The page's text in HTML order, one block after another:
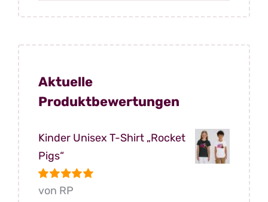
Aktuelle
Produktbewertungen
Kinder Unisex T-Shirt „Rocket
Pigs“
Bewertet
von RP